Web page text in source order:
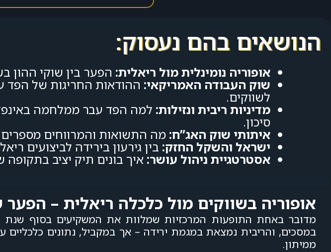
הנושאים בהם נעסוק:
אופוריה נומינלית מול ריאלית: הפער בין שוקי ההון
שוק העבודה האמריקאי: ההודאות החריגות של הפד
לשווקים.
מדיניות ריבית ונזילות: למה הפד עבר ממלחמה
סיכון.
איתותי שוק האג”ח: מה התשואות והמרווחים מספרים
ישראל והשקל החזק: בין גירעון בירידה לביצועים
אסטרטגיית ניהול עושר:איך בונים תיק יציב
אופוריה בשווקים מול כלכלה ריאלית – הפער
במסכים, והריבית נמצאת במגמת ירידה – אך במקביל, נתונים
ממיתון.